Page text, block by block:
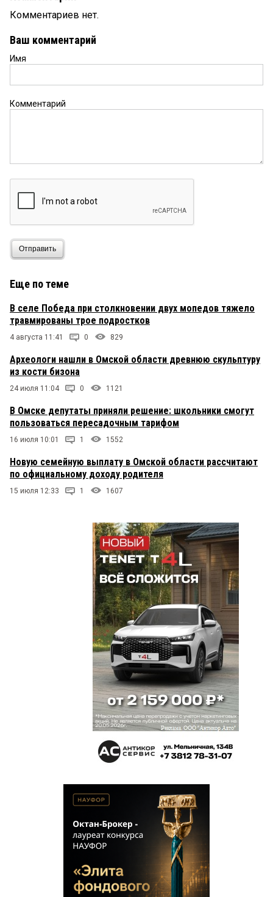
Комментариев нет.
Ваш комментарий
Имя
Комментарий
Отправить
Еще по теме
В селе Победа при столкновении двух мопедов тяжело
травмированы трое подростков
4 августа 11:41 0 829
Археологи нашли в Омской области древнюю скульптуру
из кости бизона
24 июля 11:04 0 1121
В Омске депутаты приняли решение: школьники смогут
пользоваться пересадочным тарифом
16 июля 10:01 1 1552
Новую семейную выплату в Омской области рассчитают
по официальному доходу родителя
15 июля 12:33 1 1607